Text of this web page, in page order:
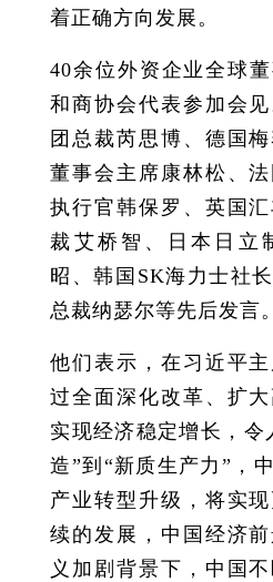
着正确方向发展。
40余位外资企业全球
和商协会代表参加会
团总裁芮思博、德国
董事会主席康林松、
执行官韩保罗、英国
裁艾桥智、日本日立
昭、韩国SK海力士社
总裁纳瑟尔等先后发言。
他们表示，在习近平
过全面深化改革、扩
实现经济稳定增长，令
造”到“新质生产力”，
产业转型升级，将实
续的发展，中国经济
义加剧背景下，中国